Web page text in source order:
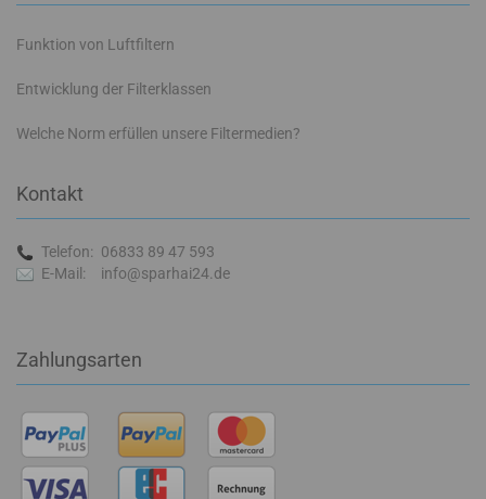
Funktion von Luftfiltern
Entwicklung der Filterklassen
Welche Norm erfüllen unsere Filtermedien?
Kontakt
Telefon: 06833 89 47 593
E-Mail:
info@sparhai24.de
Zahlungsarten